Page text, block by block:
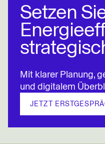
Setzen
Mit klarer Planung,
und digitalem
JETZT